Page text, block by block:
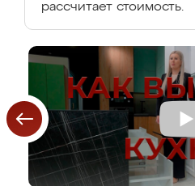
рассчитает стоимость.